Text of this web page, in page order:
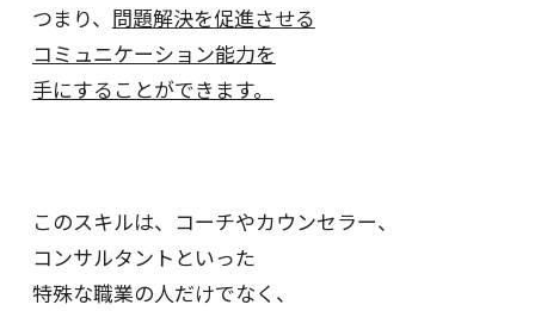
つまり、 問題解決を促進させる
コミュニケーション能力を
手にすることができます。
このスキルは、コーチやカウンセラー、
コンサルタントといった
特殊な職業の人だけでなく、